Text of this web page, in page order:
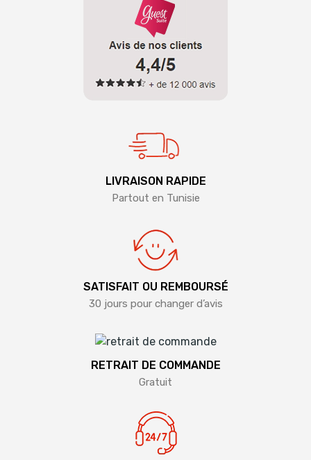
LIVRAISON RAPIDE
Partout en Tunisie
SATISFAIT OU REMBOURSÉ
30 jours pour changer d’avis
RETRAIT DE COMMANDE
Gratuit